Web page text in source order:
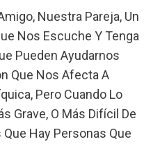
Nuestra Pareja, Un
Nos Escuche Y Tenga
Pueden Ayudarnos
Que Nos Afecta A
Pero Cuando Lo
Grave, O Más Difícil De
Hay Personas Que